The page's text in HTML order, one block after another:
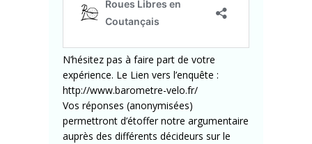
N’hésitez pas à faire part de votre
expérience. Le Lien vers l’enquête :
http://www.barometre-velo.fr/
Vos réponses (anonymisées)
permettront d’étoffer notre argumentaire
auprès des différents décideurs sur le